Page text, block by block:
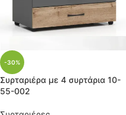
-30%
Συρταριέρα με 4 συρτάρια 10-
55-002